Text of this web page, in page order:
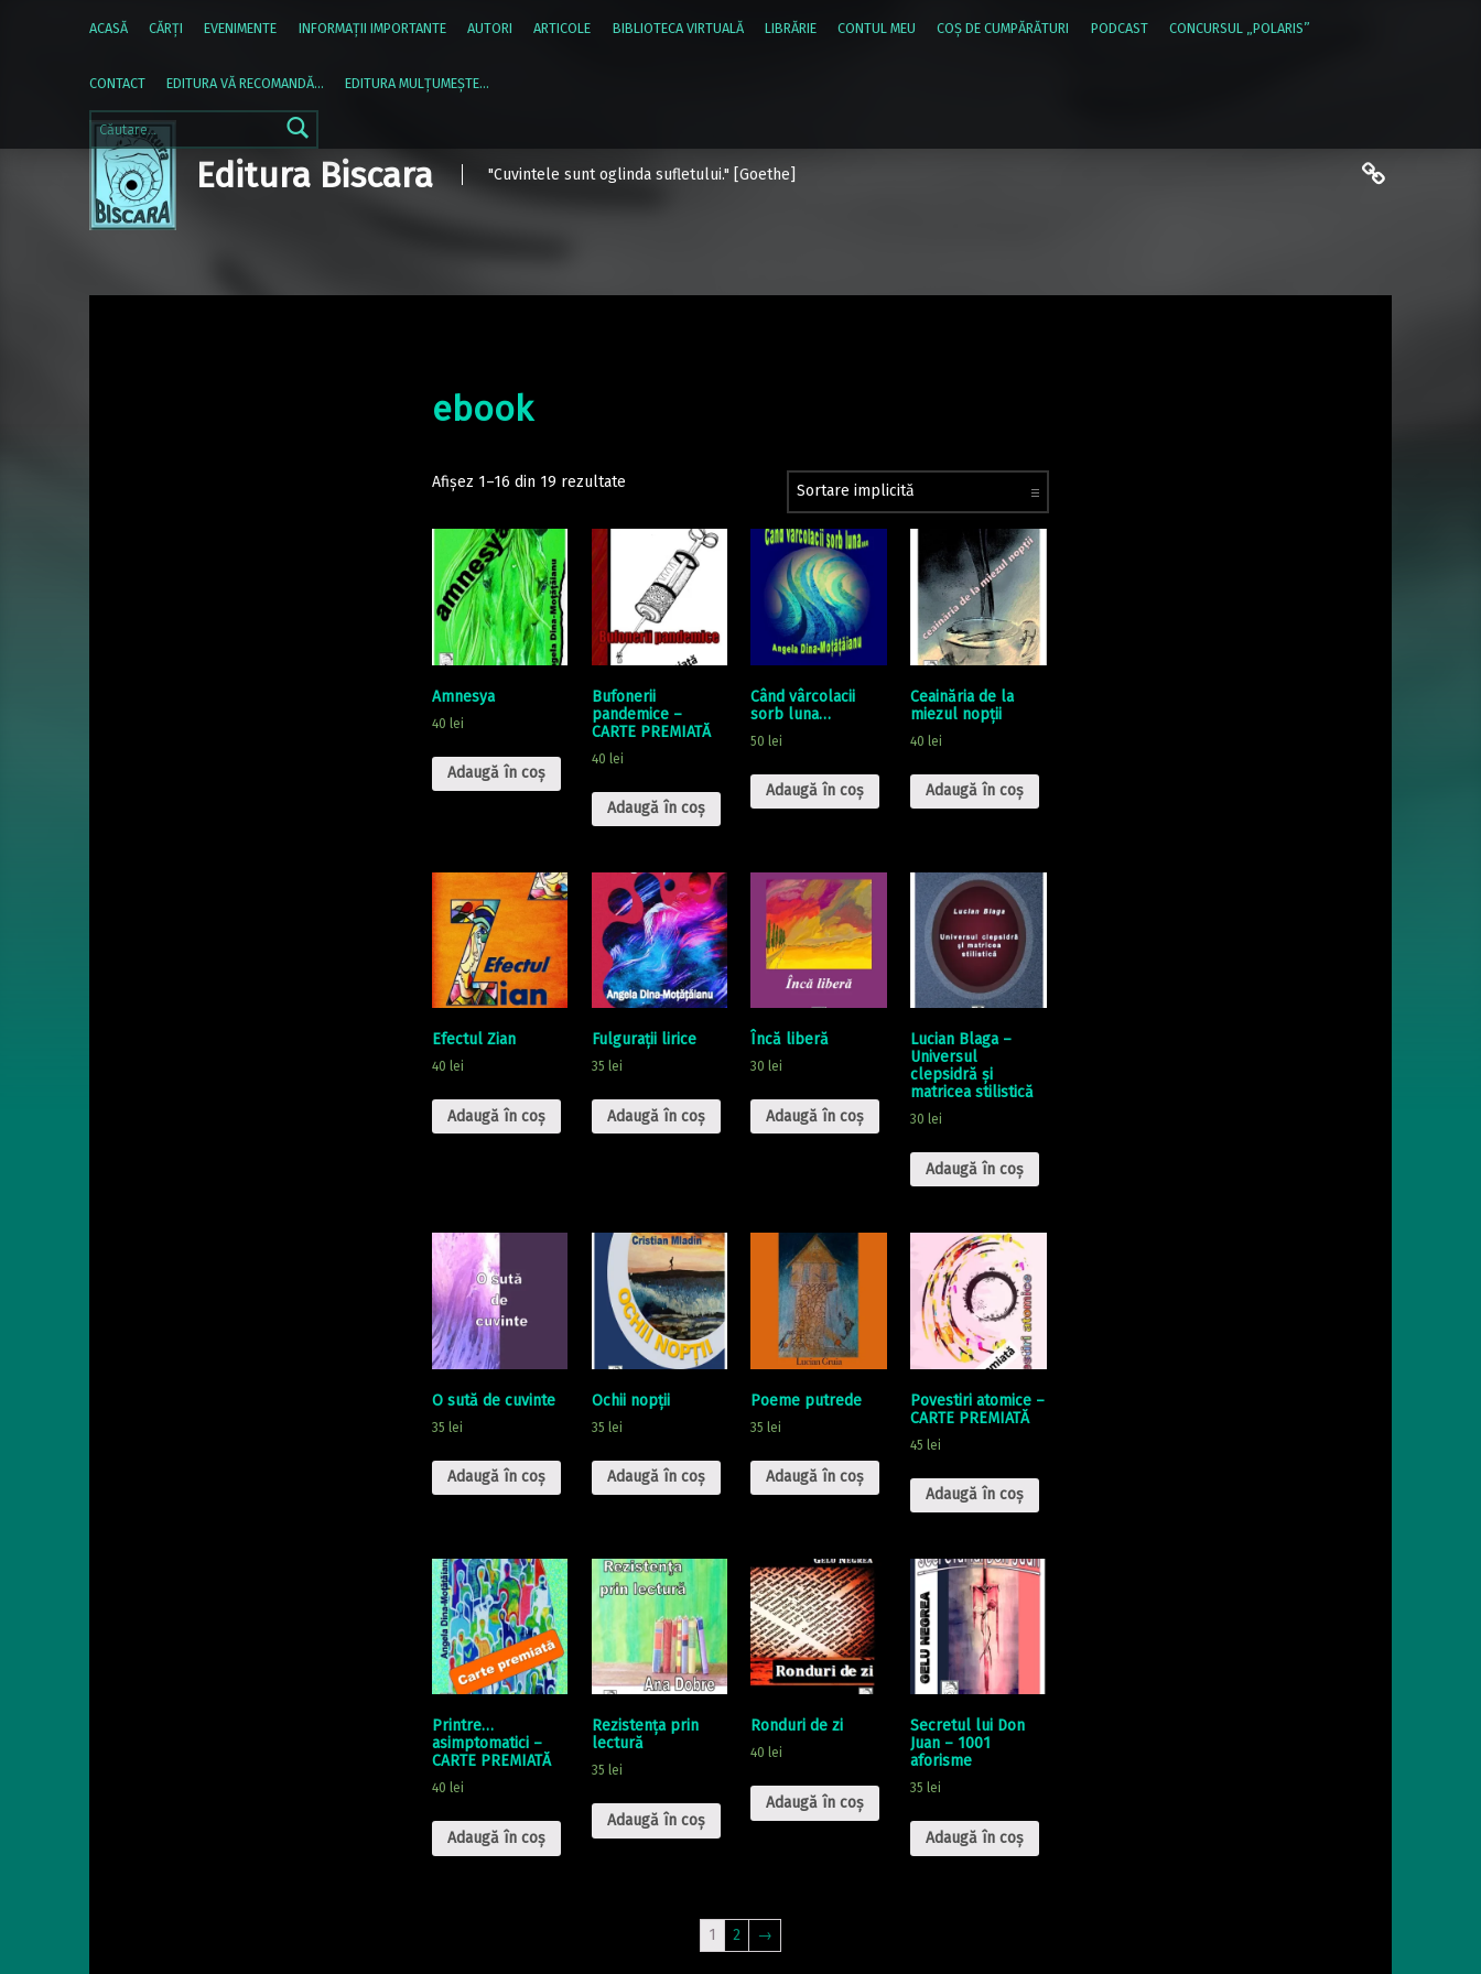
Caută după:
ACASĂ CĂRŢI EVENIMENTE INFORMAŢII IMPORTANTE AUTORI ARTICOLE BIBLIOTECA VIRTUALĂ LIBRĂRIE CONTUL MEU COŞ DE CUMPĂRĂTURI PODCAST CONCURSUL „POLARIS”
CONTACT EDITURA VĂ RECOMANDĂ… EDITURA MULȚUMEȘTE…
Editura Biscara "Cuvintele sunt oglinda sufletului." [Goethe]
politica
ebook
Afișez 1–16 din 19 rezultate
Amnesya
40 lei
Adaugă în coș
Bufonerii
pandemice –
CARTE PREMIATĂ
40 lei
Adaugă în coș
Când vârcolacii
sorb luna…
50 lei
Adaugă în coș
Ceainăria de la
miezul nopţii
40 lei
Adaugă în coș
Efectul Zian
40 lei
Adaugă în coș
Fulgurații lirice
35 lei
Adaugă în coș
Încă liberă
30lei
Adaugă în coș
Lucian Blaga –
Universul
clepsidră şi
matricea stilistică
30lei
Adaugă în coș
O sută de cuvinte
35 lei
Adaugă în coș
Ochii nopții
35 lei
Adaugă în coș
Poeme putrede
35 lei
Adaugă în coș
Povestiri atomice –
CARTE PREMIATĂ
45 lei
Adaugă în coș
Printre…
asimptomatici –
CARTE PREMIATĂ
40 lei
Adaugă în coș
Rezistența prin
lectură
35 lei
Adaugă în coș
Ronduri de zi
40lei
Adaugă în coș
Secretul lui Don
Juan – 1001
aforisme
35lei
Adaugă în coș
1 2
→